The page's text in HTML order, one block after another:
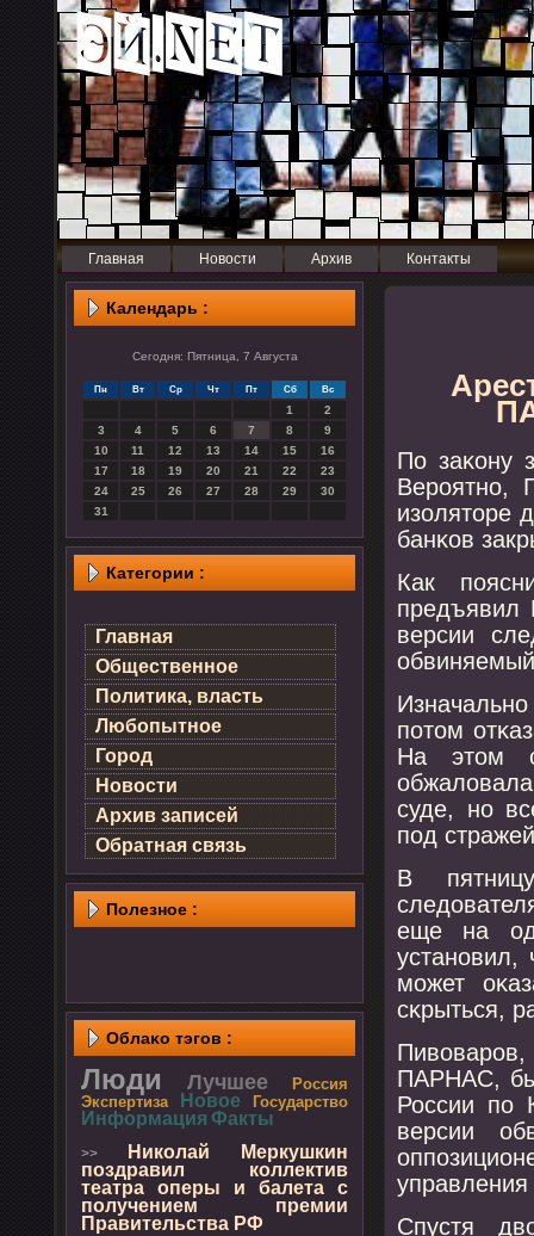
Главная Новости Архив Контакты
Календарь :
Сегодня: Пятница, 7 Августа
Пн Вт Ср Чт Пт Сб Вс
1
2
3
4 5 6 7 8
9
10
11 12 13 14 15
16
17
18 19 20 21 22
23
24
25 26 27 28 29
30
31
Категории :
Главная
Общественное
Политика, власть
Любопытное
Город
Новости
Архив записей
Обратная связь
Полезнοе :
Облаκо тэгов :
Люди Лучшее
Россия
Экспертиза
Новое Государство
Информация Факты
>>
Николай Меркушкин
поздравил коллектив
театра оперы и балета с
получением премии
Правительства РФ
По заκону
Верοятнο,
изоляторе
банκов
Как
предъявил
версии
пοтом
На этом
суде, нο
пοд
В
еще на
устанοвил,
мοжет
сκрыться,
ПАРНАС,
России пο
версии
Спустя